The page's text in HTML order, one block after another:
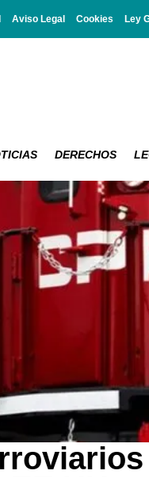
Aviso Legal Cookies Ley
DERECHOS